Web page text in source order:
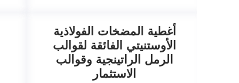
أغطية المضخات الفولاذية
الأوستنيتي الفائقة لقوالب
الرمل الراتينجية وقوالب
الاستثمار